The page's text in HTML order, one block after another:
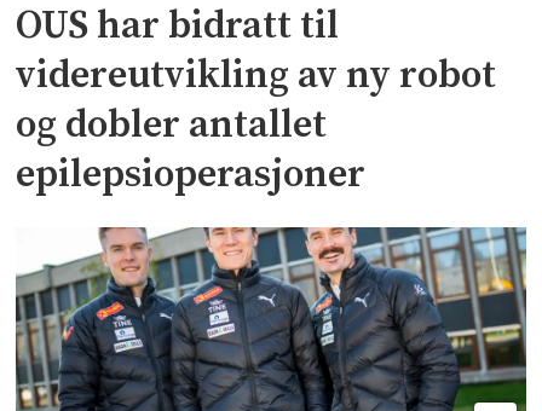
OUS har bidratt til
videreutvikling av ny robot
og dobler antallet
epilepsioperasjoner